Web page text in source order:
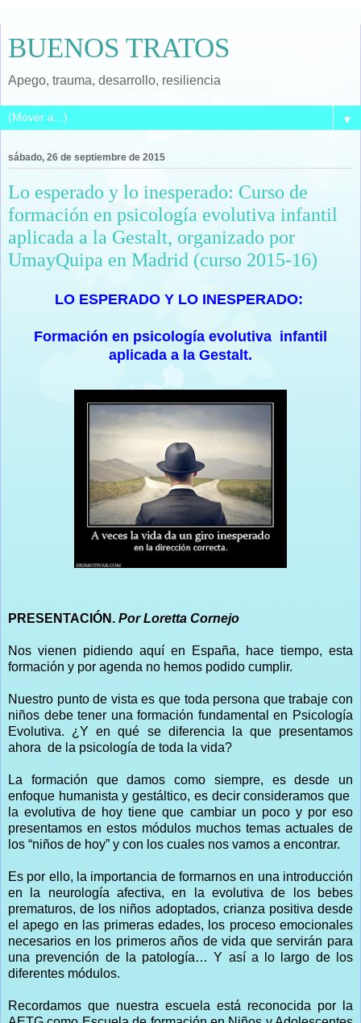
BUENOS TRATOS
Apego, trauma, desarrollo, resiliencia
▼
sábado, 26 de septiembre de 2015
Lo esperado y lo inesperado: Curso de
formación en psicología evolutiva infantil
aplicada a la Gestalt, organizado por
UmayQuipa en Madrid (curso 2015-16)
LO ESPERADO Y LO INESPERADO:
Formación en psicología evolutiva infantil
aplicada a la Gestalt.
PRESENTACIÓN. Por Loretta Cornejo
Nos vienen pidiendo aquí en España, hace tiempo, esta
formación y por agenda no hemos podido cumplir.
Nuestro punto de vista es que toda persona que trabaje con
niños debe tener una formación fundamental en Psicología
Evolutiva. ¿Y en qué se diferencia la que presentamos
ahora de la psicología de toda la vida?
La formación que damos como siempre, es desde un
enfoque humanista y gestáltico, es decir consideramos que
la evolutiva de hoy tiene que cambiar un poco y por eso
presentamos en estos módulos muchos temas actuales de
los “niños de hoy” y con los cuales nos vamos a encontrar.
Es por ello, la importancia de formarnos en una introducción
en la neurología afectiva, en la evolutiva de los bebes
prematuros, de los niños adoptados, crianza positiva desde
el apego en las primeras edades, los proceso emocionales
necesarios en los primeros años de vida que servirán para
una prevención de la patología… Y así a lo largo de los
diferentes módulos.
Recordamos que nuestra escuela está reconocida por la